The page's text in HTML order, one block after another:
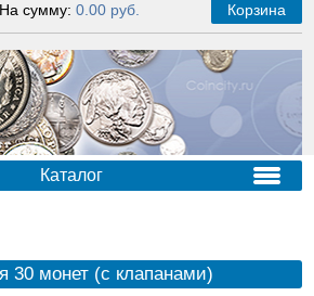
На сумму: 0.00 руб. Корзина
Каталог
30 монет (с клапанами)